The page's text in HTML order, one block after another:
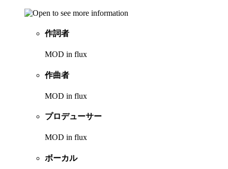
作詞者
MOD in flux
作曲者
MOD in flux
プロデューサー
MOD in flux
ボーカル